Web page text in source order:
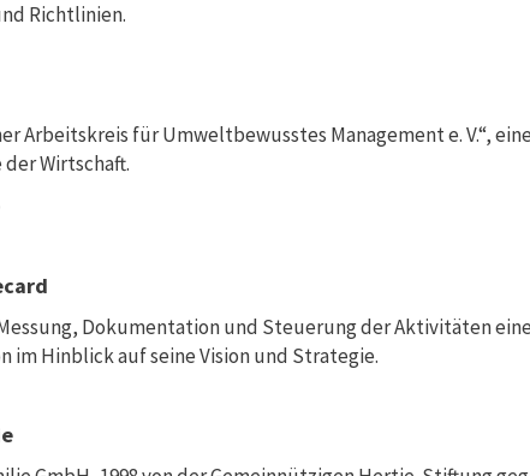
Richtlinien.
Arbeitskreis für Umweltbewusstes Management e. V.“,
Wirtschaft.
Dokumentation und Steuerung der Aktivitäten
im Hinblick auf seine Vision und Strategie.